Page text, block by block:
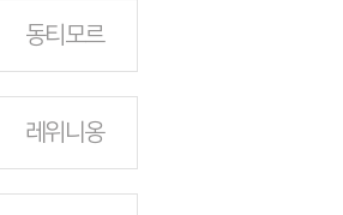
동티모르
레위니옹